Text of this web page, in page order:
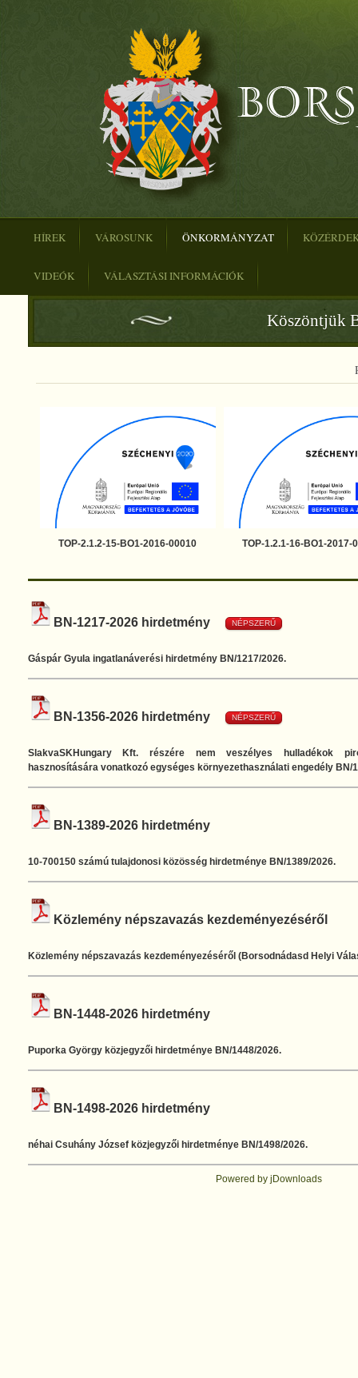
HÍREK VÁROSUNK ÖNKORMÁNYZAT
VIDEÓK VÁLASZTÁSI INFORMÁCIÓK
Köszöntjük
TOP-2.1.2-15-BO1-2016-00010 TOP-1.2.1-16-BO1-2017-
BN-1217-2026 hirdetmény NÉPSZERŰ
Gáspár Gyula ingatlanáverési hirdetmény BN/1217/2026.
BN-1356-2026 hirdetmény NÉPSZERŰ
SlakvaSKHungary Kft. részére nem veszélyes hulladékok
hasznosítására vonatkozó egységes környezethasználati engedély BN/
BN-1389-2026 hirdetmény
10-700150 számú tulajdonosi közösség hirdetménye BN/1389/2026.
Közlemény népszavazás kezdeményezéséről
Közlemény népszavazás kezdeményezéséről (Borsodnádasd Helyi
BN-1448-2026 hirdetmény
Puporka György közjegyzői hirdetménye BN/1448/2026.
BN-1498-2026 hirdetmény
néhai Csuhány József közjegyzői hirdetménye BN/1498/2026.
Powered by jDownloads